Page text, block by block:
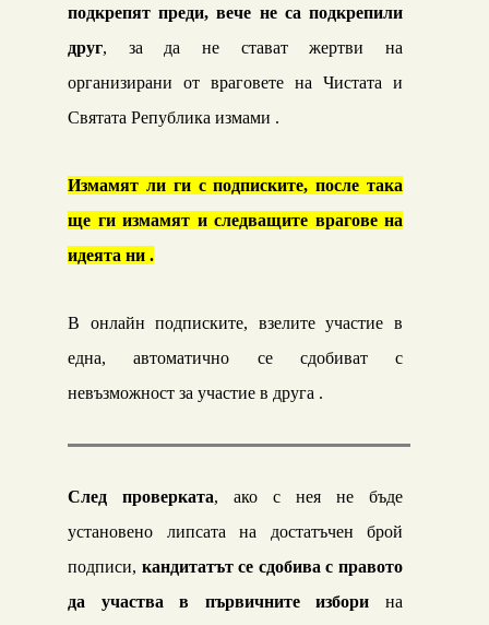
подкрепят преди, вече не са подкрепили
друг, за да не стават жертви на
организирани от враговете на Чистата и
Святата Република измами .
Измамят ли ги с подписките, после така
ще ги измамят и следващите врагове на
идеята ни .
В онлайн подписките, взелите участие в
една, автоматично се сдобиват с
невъзможност за участие в друга .
След проверката, ако с нея не бъде
установено липсата на достатъчен брой
подписи, кандитатътсе сдобива с правото
да участва в първичните избори на